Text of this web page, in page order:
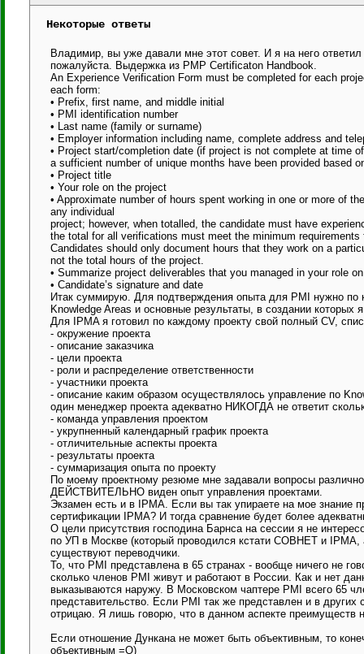
Некоторые ответы
Владимир, вы уже давали мне этот совет. И я на него
пожалуйста. Выдержка из PMP Certificaton Handbook.
An Experience Verification Form must be completed for each
each form:
• Prefix, first name, and middle initial
• PMI identification number
• Last name (family or surname)
• Employer information including name, complete address and
• Project start/completion date (if project is not complete at time
a sufficient number of unique months have been provided based
• Project title
• Your role on the project
• Approximate number of hours spent working in one or more of
any individual
project; however, when totalled, the candidate must have
the total for all verifications must meet the minimum requirements
Candidates should only document hours that they work on a
not the total hours of the project.
• Summarize project deliverables that you managed in your role
• Candidate’s signature and date
Итак суммирую. Для подтверждения опыта для PMI нужно по
Knowledge Areas и основные результаты, в создании которых
Для IPMA я готовил по каждому проекту свой полный CV,
- окружение проекта
- описание заказчика
- цели проекта
- роли и распределение ответственности
- участники проекта
- описание каким образом осуществлялось управление по
один менеджер проекта адекватно НИКОГДА не ответит
- команда управления проектом
- укрупненный календарный график проекта
- отличительные аспекты проекта
- результаты проекта
- суммаризация опыта по проекту
По моему проектному резюме мне задавали вопросы
ДЕЙСТВИТЕЛЬНО виден опыт управления проектами.
Экзамен есть и в IPMA. Если вы так упираете на мое знание
сертификации IPMA? И тогда сравнение будет более
О цели присутствия господина Барнса на сессии я не
по УП в Москве (который проводился кстати СОВНЕТ и IPMA,
существуют переводчики.
То, что PMI представлена в 65 странах - вообще ничего не
сколько членов PMI живут и работают в России. Как и нет
выказываются наружу. В Московском чаптере PMI всего 65
представительство. Если PMI так же представлен и в
отрицаю. Я лишь говорю, что в данном аспекте преимуществ
Если отношение Дункана не может быть объективным, то
объективным =O)